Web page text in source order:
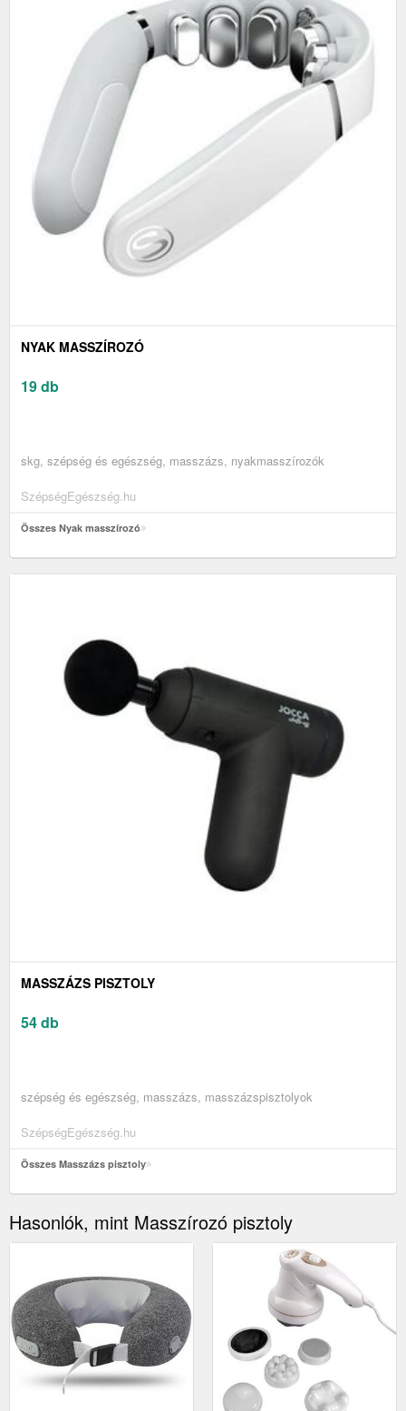
NYAK MASSZÍROZÓ
19 db
skg, szépség és egészség, masszázs, nyakmasszírozók
SzépségEgészség.hu
Összes Nyak masszírozó
MASSZÁZS PISZTOLY
54 db
szépség és egészség, masszázs, masszázspisztolyok
SzépségEgészség.hu
Összes Masszázs pisztoly
Hasonlók, mint Masszírozó pisztoly